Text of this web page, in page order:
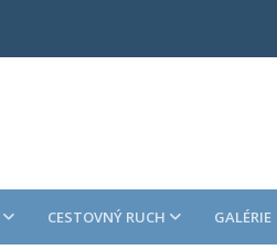
CESTOVNÝ RUCH GALÉRIE